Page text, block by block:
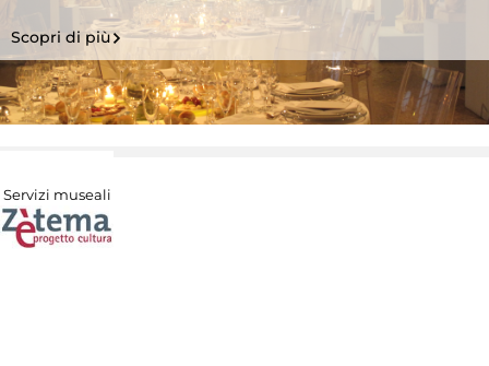
Scopri di più
Servizi museali